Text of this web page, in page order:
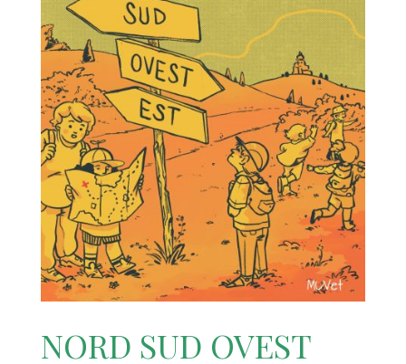
NORD SUD OVEST